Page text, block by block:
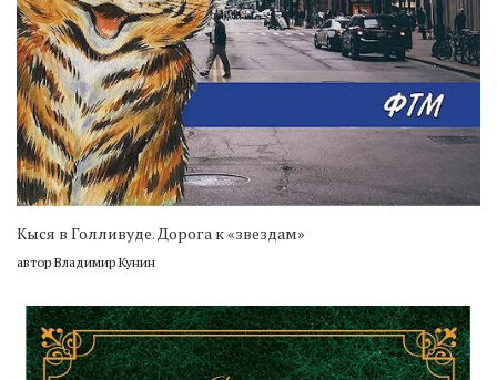
Кыся в Голливуде. Дорога к «звездам»
автор Владимир Кунин